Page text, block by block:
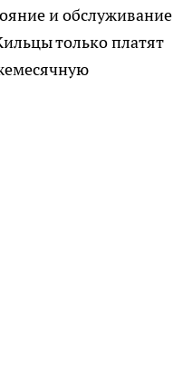
и обслуживание
только платят